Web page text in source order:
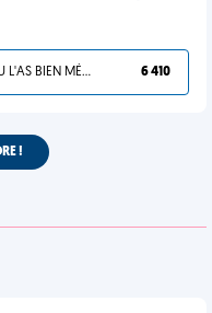
TU L'AS BIEN MÉRITÉ 6 410
!